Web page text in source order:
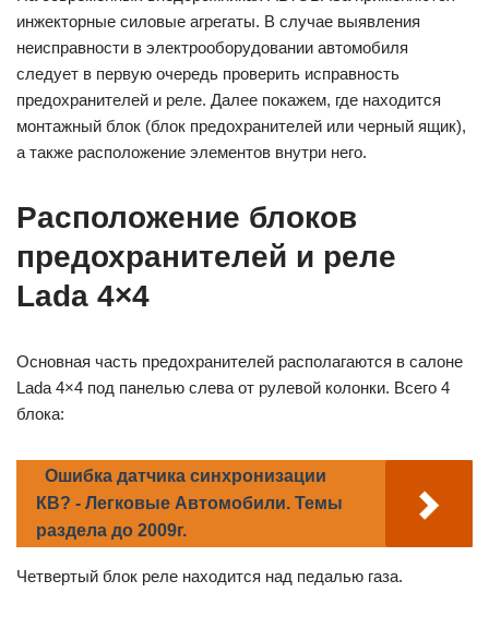
инжекторные силовые агрегаты. В случае выявления
неисправности в электрооборудовании автомобиля
следует в первую очередь проверить исправность
предохранителей и реле. Далее покажем, где находится
монтажный блок (блок предохранителей или черный ящик),
а также расположение элементов внутри него.
Расположение блоков
предохранителей и реле
Lada 4×4
Основная часть предохранителей располагаются в салоне
Lada 4×4 под панелью слева от рулевой колонки. Всего 4
блока:
Ошибка датчика синхронизации
КВ? - Легковые Автомобили. Темы
раздела до 2009г.
Четвертый блок реле находится над педалью газа.